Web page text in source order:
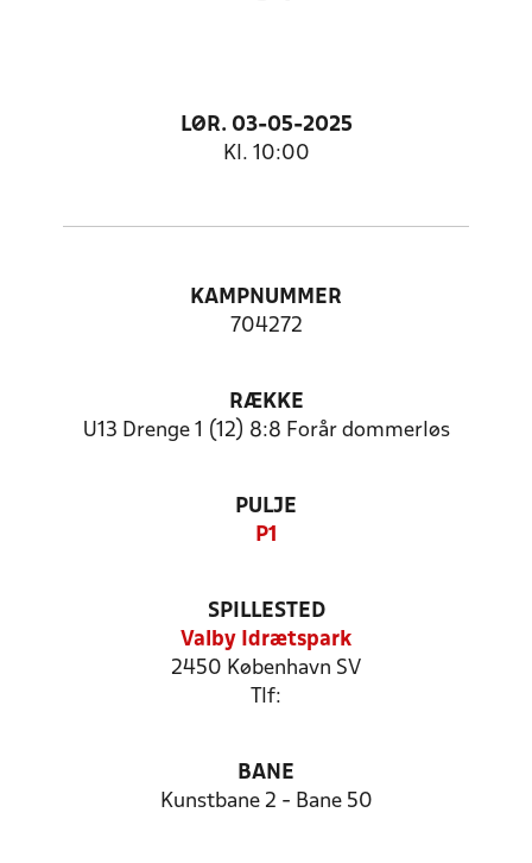
LØR. 03-05-2025
Kl. 10:00
KAMPNUMMER
704272
RÆKKE
U13 Drenge 1 (12) 8:8 Forår dommerløs
PULJE
P1
SPILLESTED
Valby Idrætspark
2450 København SV
Tlf:
BANE
Kunstbane 2 - Bane 50